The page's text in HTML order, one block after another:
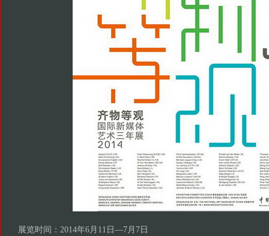
展览时间：2014年6月11日—7月7日